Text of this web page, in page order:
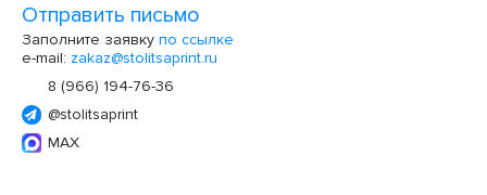
Отправить письмо
Заполните заявку по ссылке
e-mail: zakaz@stolitsaprint.ru
8 (966) 194-76-36
@stolitsaprint
MAX